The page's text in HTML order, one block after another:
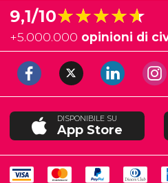
9,1/10★★★★★
★★★★★
+5.000.000 opinioni di
DISPONIBILE SU
App Store